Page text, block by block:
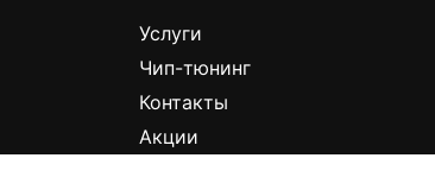
Услуги
Чип-тюнинг
Контакты
Акции